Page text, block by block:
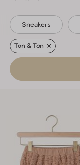
Sneakers
Ton & Ton